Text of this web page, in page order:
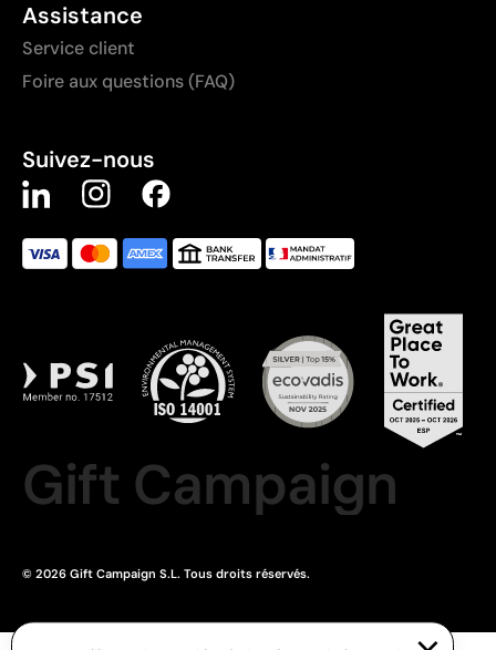
Assistance
Service client
Foire aux questions (FAQ)
Suivez-nous
Gift Campaign
© 2026 Gift Campaign S.L. Tous droits réservés.